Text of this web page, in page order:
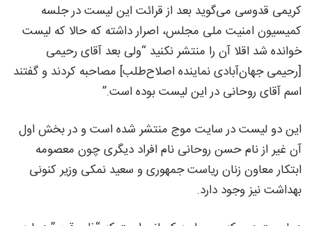
کریمی قدوسی می‌گوید بعد از قرائت این لیست در جلسه
کمیسیون امنیت ملی مجلس، اصرار داشته که حالا که لیست
خوانده شد اقلا آن را منتشر نکنید “ولی بعد آقای رحیمی
[رحیمی جهان‌آبادی نماینده اصلاح‌طلب] مصاحبه کردند و گفتند
اسم آقای روحانی در این لیست بوده است.”
این دو لیست در سایت موج منتشر شده است و در بخش اول
آن غیر از نام حسن روحانی نام افراد دیگری چون معصومه
ابتکار معاون زنان ریاست جمهوری و سعید نمکی وزیر کنونی
بهداشت نیز وجود دارد.